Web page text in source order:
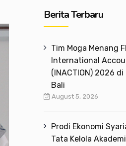
Berita Terbaru
Tim Moga Menang
International
(INACTION) 2026
Bali
August 5, 2026
Prodi Ekonomi
Tata Kelola